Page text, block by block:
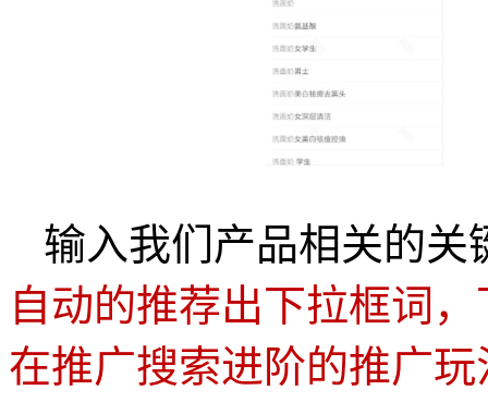
输入我们产品相关的关
自动的推荐出下拉框词
在推广搜索进阶的推广